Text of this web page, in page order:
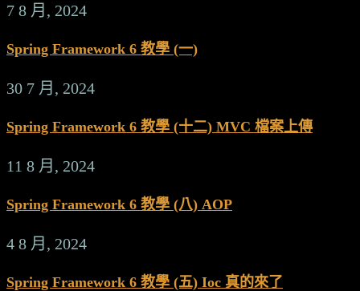
7 8 月, 2024
Spring Framework 6 教學 (一)
30 7 月, 2024
Spring Framework 6 教學 (十二) MVC 檔案上傳
11 8 月, 2024
Spring Framework 6 教學 (八) AOP
4 8 月, 2024
Spring Framework 6 教學 (五) Ioc 真的來了